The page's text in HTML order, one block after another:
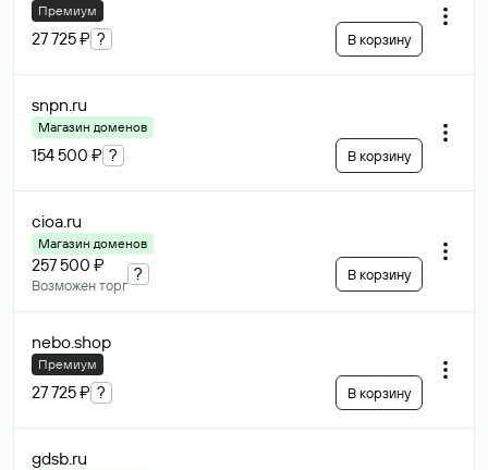
Премиум
27 725 ₽ ? В корзину
snpn.ru
Магазин доменов
154 500 ₽ ? В корзину
cioa.ru
Магазин доменов
257 500 ₽
Возможен торг
? В корзину
nebo.shop
Премиум
27 725 ₽ ? В корзину
gdsb.ru